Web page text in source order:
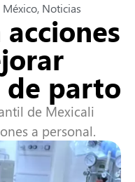
México, Noticias
de parto
de Mexicali
a personal.